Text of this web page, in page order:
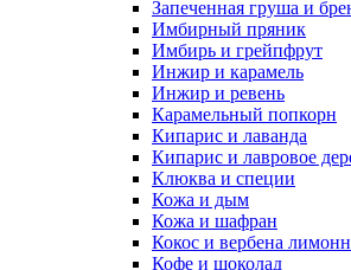
Запеченная груша и
Имбирный пряник
Имбирь и грейпфрут
Инжир и карамель
Инжир и ревень
Карамельный попкорн
Кипарис и лаванда
Кипарис и лавровое
Клюква и специи
Кожа и дым
Кожа и шафран
Кокос и вербена
Кофе и шоколад